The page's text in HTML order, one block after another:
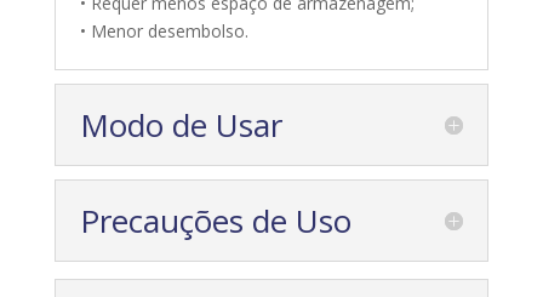
• Menor desembolso.
Modo de Usar
Precauções de Uso